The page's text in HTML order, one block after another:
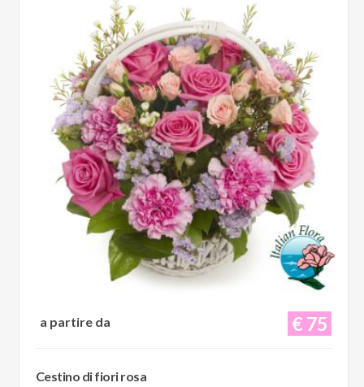
€ 75
a partire da
Cestino di fiori rosa